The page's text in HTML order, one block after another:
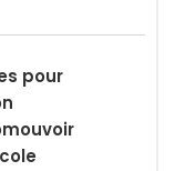
pour